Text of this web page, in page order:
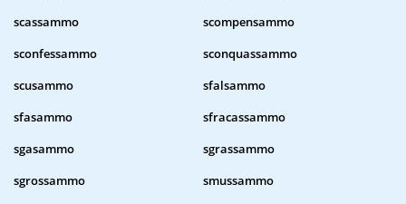
scassammo
scompensammo
sconfessammo
sconquassammo
scusammo
sfalsammo
sfasammo
sfracassammo
sgasammo
sgrassammo
sgrossammo
smussammo